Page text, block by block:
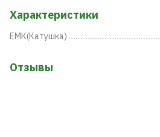
Характеристики
ЕМК(Катушка)
Отзывы